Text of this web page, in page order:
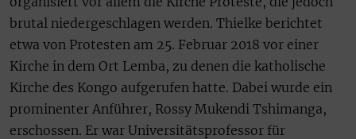
brutal niedergeschlagen werden. Thielke berichtet
etwa von Protesten am 25. Februar 2018 vor einer
Kirche in dem Ort Lemba, zu denen die katholische
Kirche des Kongo aufgerufen hatte. Dabei wurde ein
prominenter Anführer, Rossy Mukendi Tshimanga,
erschossen. Er war Universitätsprofessor für